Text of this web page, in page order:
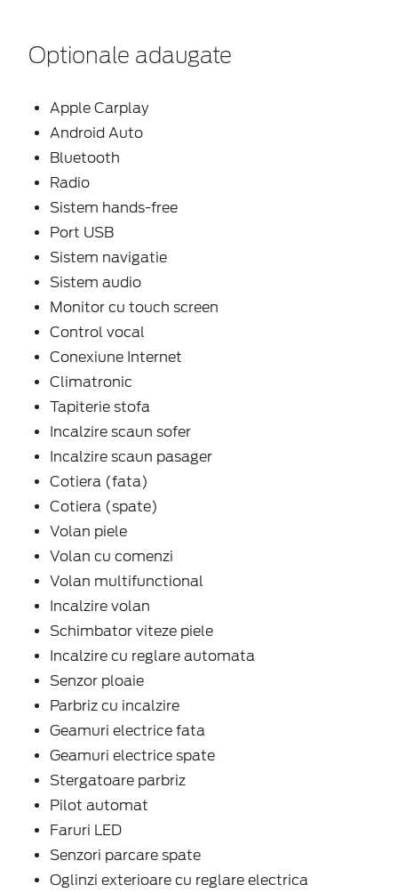
Optionale adaugate
Apple Carplay
Android Auto
Bluetooth
Radio
Sistem hands-free
Port USB
Sistem navigatie
Sistem audio
Monitor cu touch screen
Control vocal
Conexiune Internet
Climatronic
Tapiterie stofa
Incalzire scaun sofer
Incalzire scaun pasager
Cotiera (fata)
Cotiera (spate)
Volan piele
Volan cu comenzi
Volan multifunctional
Incalzire volan
Schimbator viteze piele
Incalzire cu reglare automata
Senzor ploaie
Parbriz cu incalzire
Geamuri electrice fata
Geamuri electrice spate
Stergatoare parbriz
Pilot automat
Faruri LED
Senzori parcare spate
Oglinzi exterioare cu reglare electrica